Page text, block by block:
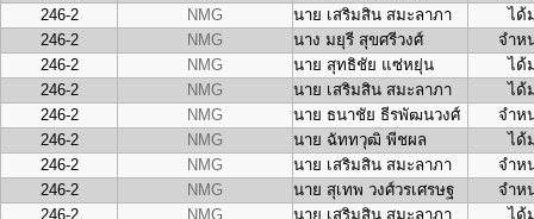
246-2
NMG นาย เสริมสิน สมะลาภา
ได้
246-2
NMG นาง มยุรี สุขศรีวงศ์
จำห
246-2
NMG นาย สุทธิชัย แซ่หยุ่น
ได้
246-2
NMG นาย เสริมสิน สมะลาภา
ได้
246-2
NMG นาย ธนาชัย ธีรพัฒนวงศ์
จำห
246-2
NMG นาย ฉัททวุฒิ พีชผล
ได้
246-2
NMG นาย เสริมสิน สมะลาภา
จำห
246-2
NMG นาย สุเทพ วงศ์วรเศรษฐ
จำห
246-2
NMG นาย เสริมสิน สมะลาภา
ได้